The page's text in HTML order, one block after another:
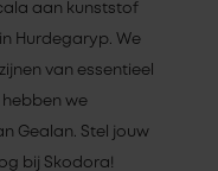
aan kunststof
Hurdegaryp. We
van essentieel
hebben we
Gealan. Stel jouw
bij Skodora!